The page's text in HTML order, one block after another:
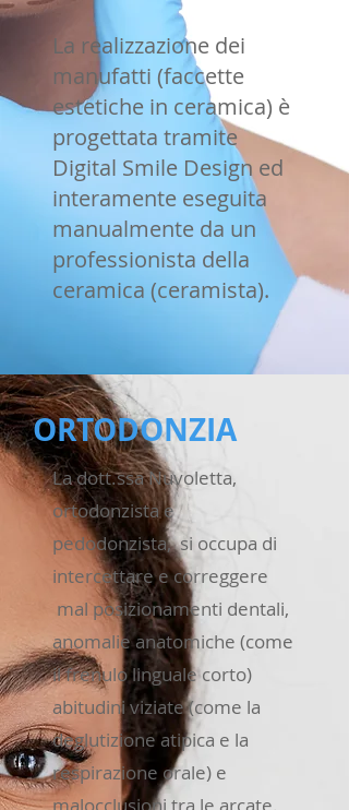
La realizzazione dei
manufatti (faccette
estetiche in ceramica) è
progettata tramite
Digital Smile Design ed
interamente eseguita
manualmente da un
professionista della
ceramica (ceramista).
ORTODONZIA
La dott.ssa Nuvoletta,
ortodonzista e
pedodonzista, si occupa di
intercettare e correggere
mal posizionamenti dentali,
anomalie anatomiche (come
il frenulo linguale corto)
abitudini viziate (come la
deglutizione atipica e la
respirazione orale) e